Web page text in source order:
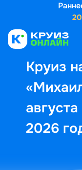
Круиз
2026